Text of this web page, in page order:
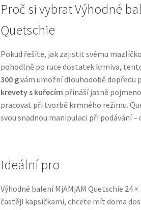
Proč si vybrat Výhodné
Quetschie
Pokud řešíte, jak zajistit svému
pohodlně po ruce dostatek krmiva,
300 gvám umožní dlouhodobě dopředu
krevety s kuřecím přináší jasně
pracovat při tvorbě krmného režimu.
svou snadnou manipulaci při podávání
Ideální pro
Výhodné balení MjAMjAM Quetschie 24
častěji kapsičkami, chcete mít doma